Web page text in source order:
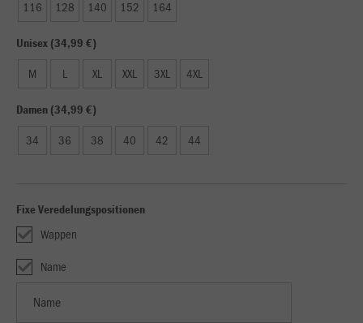
116 128 140 152 164
Unisex (34,99 €)
M L XL XXL 3XL 4XL
Damen (34,99 €)
34 36 38 40 42 44
Fixe Veredelungspositionen
Wappen
Name